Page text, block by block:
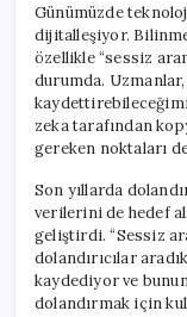
Günümüzde
dijitalleşiyor.
özellikle “sessiz
durumda.
zeka tarafından
gereken noktaları
Son yıllarda
verilerini de hedef
geliştirdi. “Sessiz
dolandırıcılar
kaydediyor ve
dolandırmak için